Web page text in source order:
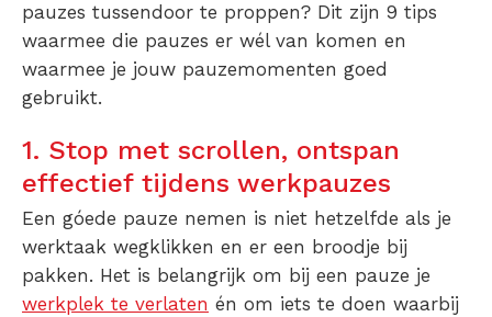
pauzes tussendoor te proppen? Dit zijn 9 tips
waarmee die pauzes er wél van komen en
waarmee je jouw pauzemomenten goed
gebruikt.
1. Stop met scrollen, ontspan
effectief tijdens werkpauzes
Een góede pauze nemen is niet hetzelfde als je
werktaak wegklikken en er een broodje bij
pakken. Het is belangrijk om bij een pauze je
werkplek te verlaten én om iets te doen waarbij